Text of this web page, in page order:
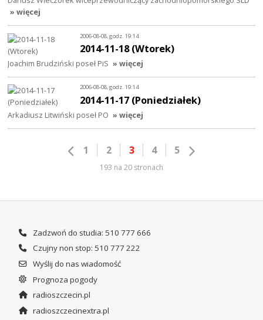
» więcej
2006-08-08, godz. 19:14
2014-11-18 (Wtorek)
Joachim Brudziński poseł PiS » więcej
2006-08-08, godz. 19:14
2014-11-17 (Poniedziałek)
Arkadiusz Litwiński poseł PO » więcej
1 2 3 4 5
193 na 20 stronach
Zadzwoń do studia: 510 777 666
Czujny non stop: 510 777 222
Wyślij do nas wiadomość
Prognoza pogody
radioszczecin.pl
radioszczecinextra.pl